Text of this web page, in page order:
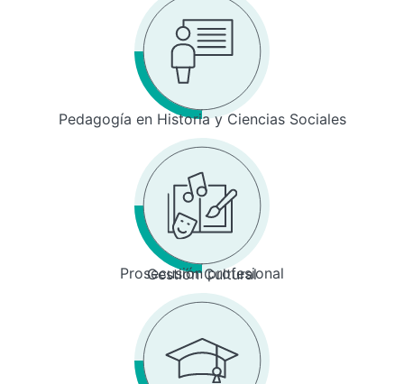
Pedagogía en Historia y Ciencias Sociales
Prosecusión profesional
Gestión Cultural